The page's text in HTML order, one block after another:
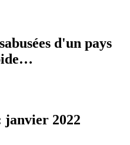
d'un pays
janvier 2022